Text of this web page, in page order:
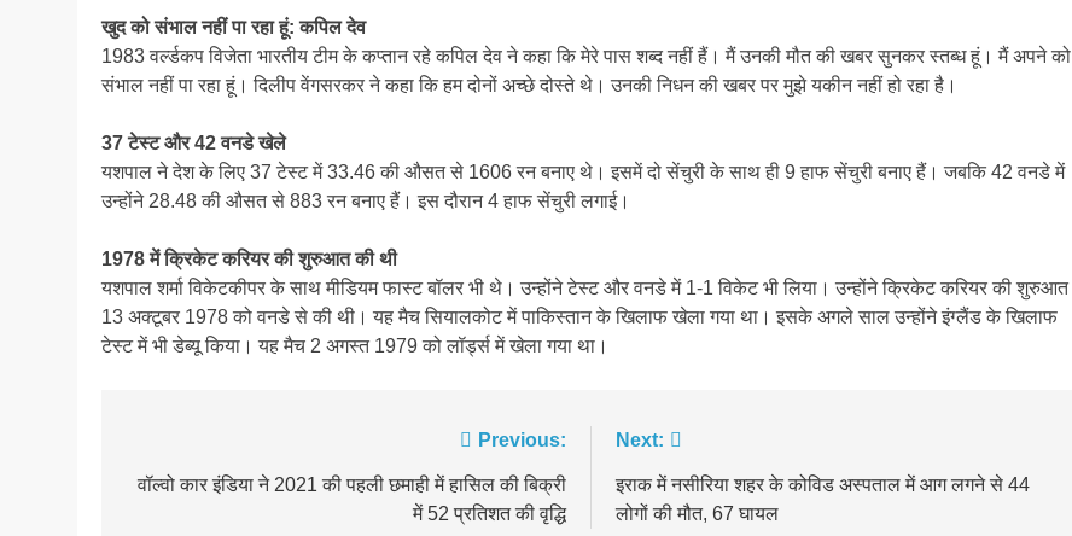
खुद को संभाल नहीं पा रहा हूं: कपिल देव
1983 वर्ल्डकप विजेता भारतीय टीम के कप्तान रहे कपिल देव ने कहा कि मेरे पास शब्द नहीं हैं। मैं उनकी मौत की खबर सुनकर स्तब्ध हूं। मैं अपने को
संभाल नहीं पा रहा हूं। दिलीप वेंगसरकर ने कहा कि हम दोनों अच्छे दोस्ते थे। उनकी निधन की खबर पर मुझे यकीन नहीं हो रहा है।
37 टेस्ट और 42 वनडे खेले
​​​​​​यशपाल ने देश के लिए 37 टेस्ट में 33.46 की औसत से 1606 रन बनाए थे। इसमें दो सेंचुरी के साथ ही 9 हाफ सेंचुरी बनाए हैं। जबकि 42 वनडे में
उन्होंने 28.48 की औसत से 883 रन बनाए हैं। इस दौरान 4 हाफ सेंचुरी लगाई।
1978 में क्रिकेट करियर की शुरुआत की थी
यशपाल शर्मा विकेटकीपर के साथ मीडियम फास्ट बॉलर भी थे। उन्होंने टेस्ट और वनडे में 1-1 विकेट भी लिया। उन्होंने क्रिकेट करियर की शुरुआत
13 अक्टूबर 1978 को वनडे से की थी। यह मैच सियालकोट में पाकिस्तान के खिलाफ खेला गया था। इसके अगले साल उन्होंने इंग्लैंड के खिलाफ
टेस्ट में भी डेब्यू किया। यह मैच 2 अगस्त 1979 को लॉर्ड्स में खेला गया था।
navigation
Previous:
वॉल्वो कार इंडिया ने 2021 की पहली छमाही में हासिल की बिक्री
में 52 प्रतिशत की वृद्धि
Next:
इराक में नसीरिया शहर के कोविड अस्पताल में आग लगने से 44
लोगों की मौत, 67 घायल